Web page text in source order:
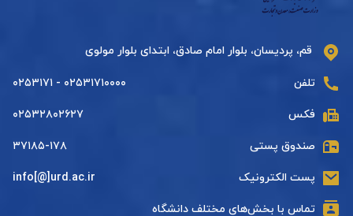
قم، پردیسان، بلوار امام صادق، ابتدای بلوار مولوی
تلفن ۰۲۵۳۱۷۱۰۰۰۰ - ۰۲۵۳۱۷۱
فکس ۰۲۵۳۲۸۰۲۶۲۷
صندوق پستی ۳۷۱۸۵-۱۷۸
پست الکترونیک info[@]urd.ac.ir
تماس با بخش‌های مختلف دانشگاه